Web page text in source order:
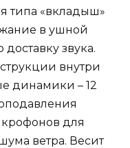
типа «вкладыш»
в ушной
звука.
внутри
динамики – 12
для
ветра. Весит